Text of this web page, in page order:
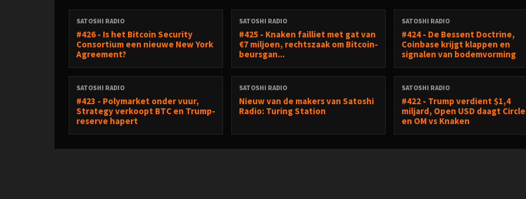
SATOSHI RADIO
#426 - Is het Bitcoin Security
Consortium een nieuwe New York
Agreement?
SATOSHI RADIO
#425 - Knaken failliet met gat van
€7 miljoen, rechtszaak om Bitcoin-
beursgan...
SATOSHI RADIO
#424 - De Bessent Doctrine,
Coinbase krijgt klappen en
signalen van bodemvorming
SATOSHI RADIO
#423 - Polymarket onder vuur,
Strategy verkoopt BTC en Trump-
reserve hapert
SATOSHI RADIO
Nieuw van de makers van Satoshi
Radio: Turing Station
SATOSHI RADIO
#422 - Trump verdient $1,4
miljard, Open USD daagt
en OM vs Knaken